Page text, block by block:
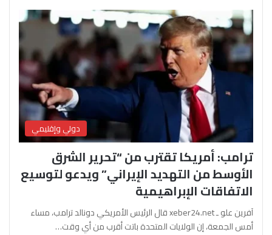
دولي وإقليمي
ترامب: أمريكا تقترب من “تحرير الشرق
الأوسط من التهديد الإيراني” ويدعو لتوسيع
الاتفاقات الإبراهيمية
آفرين علو ـ xeber24.net قال الرئيس الأمريكي دونالد ترامب، مساء
أمس الجمعة، إن الولايات المتحدة باتت أقرب من أي وقت…